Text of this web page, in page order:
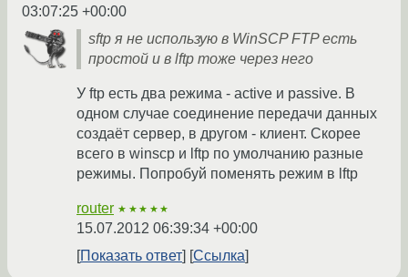
03:07:25 +00:00
sftp я не использую в WinSCP FTP есть
простой и в lftp тоже через него
У ftp есть два режима - active и passive. В
одном случае соединение передачи данных
создаёт сервер, в другом - клиент. Скорее
всего в winscp и lftp по умолчанию разные
режимы. Попробуй поменять режим в lftp
router ★★★★★
15.07.2012 06:39:34 +00:00
Показать ответ
Ссылка